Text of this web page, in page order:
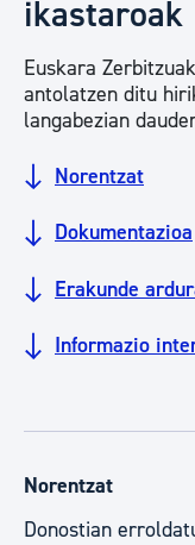
ikastaroak
Euskara
antolatzen ditu
langabezian
Norentzat
Dokumentazioa
Erakunde
Informazio
Norentzat
Donostian